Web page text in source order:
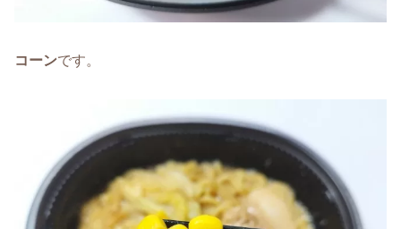
コーンです。